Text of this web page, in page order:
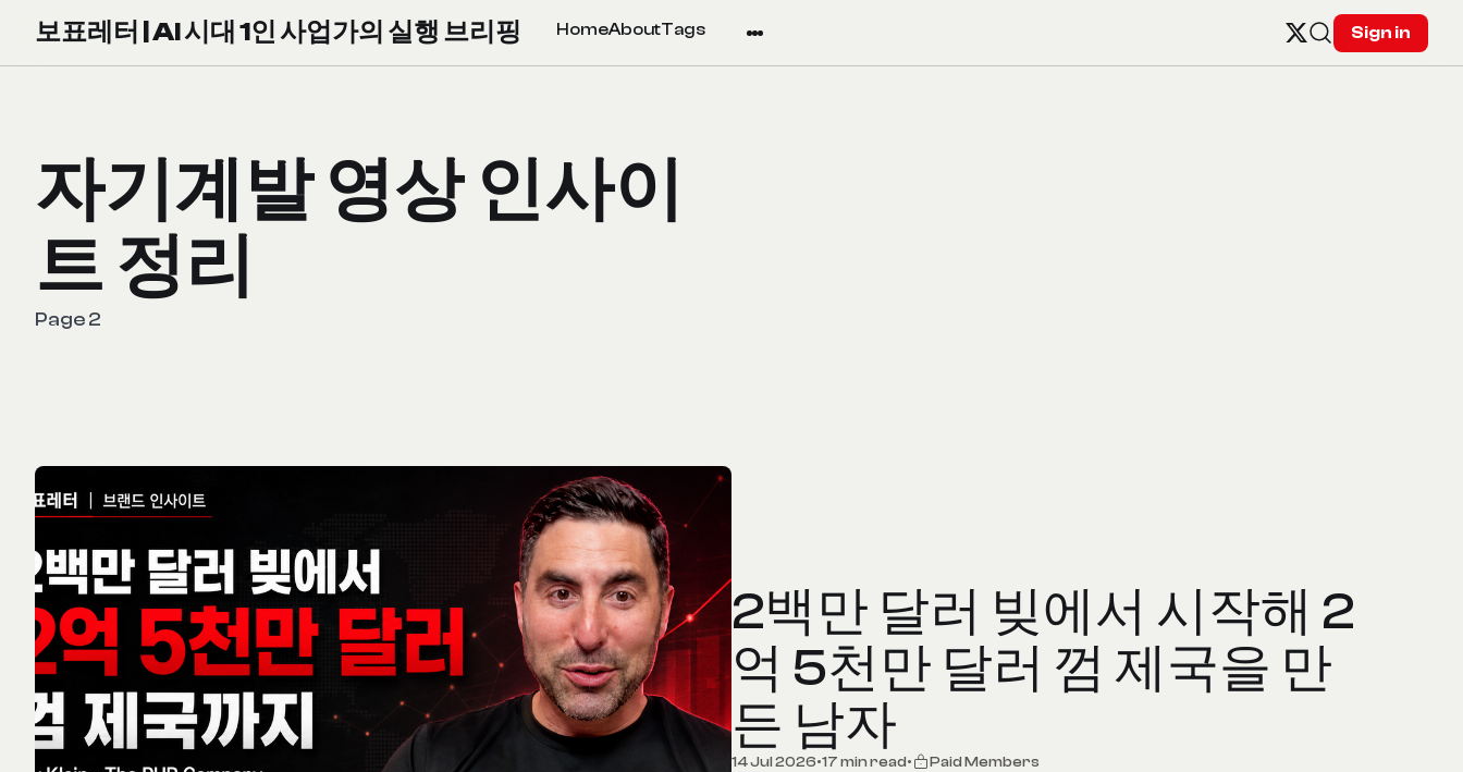
보표레터 | AI 시대 1인 사업가의 실행 브리핑 HomeAboutTags Sign in
자기계발 영상 인사이
트 정리
Page 2
2백만 달러 빚에서 시작해 2
억 5천만 달러 껌 제국을 만
든 남자
14 Jul 2026•17 min read•
Paid Members